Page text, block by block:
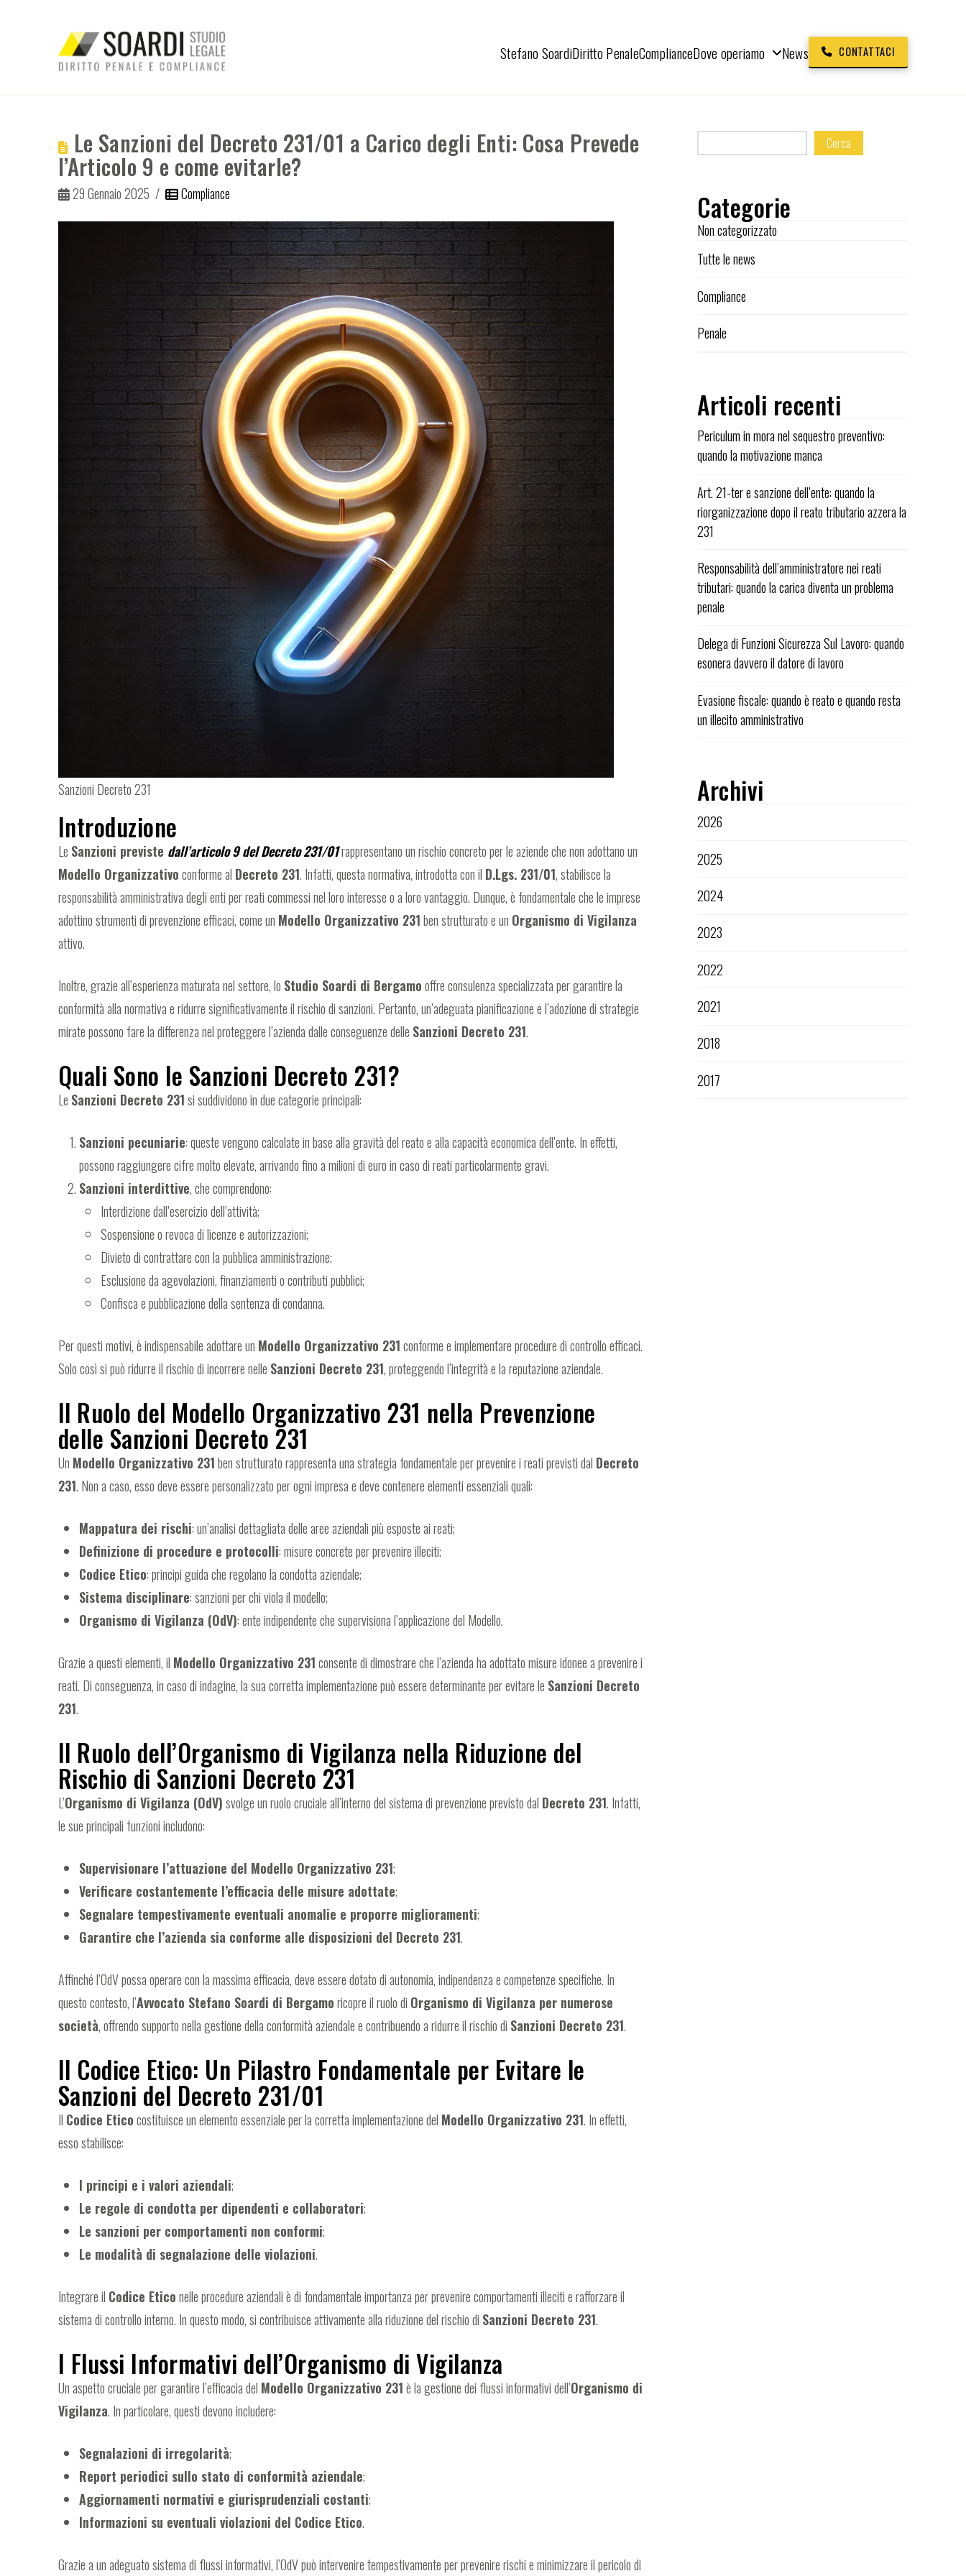
Stefano SoardiDiritto PenaleComplianceDove operiamo News CONTATTACI
Le Sanzioni del Decreto 231/01 a Carico degli Enti: Cosa Prevede
l’Articolo 9 e come evitarle?
29 Gennaio 2025 Compliance
Sanzioni Decreto 231
Introduzione
Le Sanzioni previste dall’articolo 9 del Decreto 231/01rappresentano un rischio concreto per le aziende che non adottano un
Modello Organizzativoconforme al Decreto 231. Infatti, questa normativa, introdotta con il D.Lgs. 231/01, stabilisce la
responsabilità amministrativa degli enti per reati commessi nel loro interesse o a loro vantaggio. Dunque, è fondamentale che le imprese
adottino strumenti di prevenzione efficaci, come un Modello Organizzativo 231ben strutturato e un Organismo di Vigilanza
attivo.
Inoltre, grazie all’esperienza maturata nel settore, lo Studio Soardi di Bergamooffre consulenza specializzata per garantire la
conformità alla normativa e ridurre significativamente il rischio di sanzioni. Pertanto, un’adeguata pianificazione e l’adozione di strategie
mirate possono fare la differenza nel proteggere l’azienda dalle conseguenze delle Sanzioni Decreto 231.
Quali Sono le Sanzioni Decreto 231?
Le Sanzioni Decreto 231si suddividono in due categorie principali:
Sanzioni pecuniarie: queste vengono calcolate in base alla gravità del reato e alla capacità economica dell’ente. In effetti,
possono raggiungere cifre molto elevate, arrivando fino a milioni di euro in caso di reati particolarmente gravi.
Sanzioni interdittive, che comprendono:
Interdizione dall’esercizio dell’attività;
Sospensione o revoca di licenze e autorizzazioni;
Divieto di contrattare con la pubblica amministrazione;
Esclusione da agevolazioni, finanziamenti o contributi pubblici;
Confisca e pubblicazione della sentenza di condanna.
Per questi motivi, è indispensabile adottare un Modello Organizzativo 231conforme e implementare procedure di controllo efficaci.
Solo così si può ridurre il rischio di incorrere nelle Sanzioni Decreto 231, proteggendo l’integrità e la reputazione aziendale.
Il Ruolo del Modello Organizzativo 231 nella Prevenzione
delle Sanzioni Decreto 231
Un Modello Organizzativo 231ben strutturato rappresenta una strategia fondamentale per prevenire i reati previsti dal Decreto
231. Non a caso, esso deve essere personalizzato per ogni impresa e deve contenere elementi essenziali quali:
Mappatura dei rischi: un’analisi dettagliata delle aree aziendali più esposte ai reati;
Definizione di procedure e protocolli: misure concrete per prevenire illeciti;
Codice Etico: principi guida che regolano la condotta aziendale;
Sistema disciplinare: sanzioni per chi viola il modello;
Organismo di Vigilanza (OdV): ente indipendente che supervisiona l’applicazione del Modello.
Grazie a questi elementi, il Modello Organizzativo 231consente di dimostrare che l’azienda ha adottato misure idonee a prevenire i
reati. Di conseguenza, in caso di indagine, la sua corretta implementazione può essere determinante per evitare le Sanzioni Decreto
231.
Il Ruolo dell’Organismo di Vigilanza nella Riduzione del
Rischio di Sanzioni Decreto 231
L’Organismo di Vigilanza (OdV)svolge un ruolo cruciale all’interno del sistema di prevenzione previsto dal Decreto 231. Infatti,
le sue principali funzioni includono:
Supervisionare l’attuazione del Modello Organizzativo 231;
Verificare costantemente l’efficacia delle misure adottate;
Segnalare tempestivamente eventuali anomalie e proporre miglioramenti;
Garantire che l’azienda sia conforme alle disposizioni del Decreto 231.
Affinché l’OdV possa operare con la massima efficacia, deve essere dotato di autonomia, indipendenza e competenze specifiche. In
questo contesto, l’Avvocato Stefano Soardi di Bergamoricopre il ruolo di Organismo di Vigilanza per numerose
società, offrendo supporto nella gestione della conformità aziendale e contribuendo a ridurre il rischio di Sanzioni Decreto 231.
Il Codice Etico: Un Pilastro Fondamentale per Evitare le
Sanzioni del Decreto 231/01
Il Codice Eticocostituisce un elemento essenziale per la corretta implementazione del Modello Organizzativo 231. In effetti,
esso stabilisce:
I principi e i valori aziendali;
Le regole di condotta per dipendenti e collaboratori;
Le sanzioni per comportamenti non conformi;
Le modalità di segnalazione delle violazioni.
Integrare il Codice Eticonelle procedure aziendali è di fondamentale importanza per prevenire comportamenti illeciti e rafforzare il
sistema di controllo interno. In questo modo, si contribuisce attivamente alla riduzione del rischio di Sanzioni Decreto 231.
I Flussi Informativi dell’Organismo di Vigilanza
Un aspetto cruciale per garantire l’efficacia del Modello Organizzativo 231è la gestione dei flussi informativi dell’Organismo di
Vigilanza. In particolare, questi devono includere:
Segnalazioni di irregolarità;
Report periodici sullo stato di conformità aziendale;
Aggiornamenti normativi e giurisprudenziali costanti;
Informazioni su eventuali violazioni del Codice Etico.
Grazie a un adeguato sistema di flussi informativi, l’OdV può intervenire tempestivamente per prevenire rischi e minimizzare il pericolo di
Cerca
Categorie
Non categorizzato
Tutte le news
Compliance
Penale
Articoli recenti
Periculum in mora nel sequestro preventivo:
quando la motivazione manca
Art. 21-ter e sanzione dell’ente: quando la
riorganizzazione dopo il reato tributario azzera la
231
Responsabilità dell’amministratore nei reati
tributari: quando la carica diventa un problema
penale
Delega di Funzioni Sicurezza Sul Lavoro: quando
esonera davvero il datore di lavoro
Evasione fiscale: quando è reato e quando resta
un illecito amministrativo
Archivi
2026
2025
2024
2023
2022
2021
2018
2017